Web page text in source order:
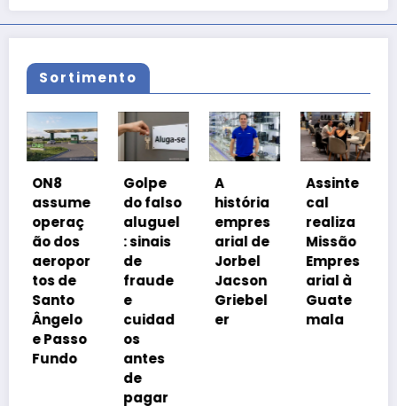
Sortimento
dos
de
Passo
Golpe
do falso
aluguel
: sinais
de
fraude
cuidad
os
antes
pagar
história
empres
arial de
Jorbel
Jacson
Griebel
Assinte
cal
realiza
Missão
Empres
arial à
Guate